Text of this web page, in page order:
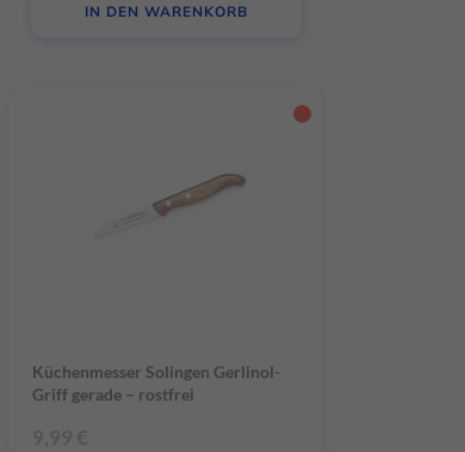
IN DEN WARENKORB
Küchenmesser Solingen Gerlinol-
Griff gerade – rostfrei